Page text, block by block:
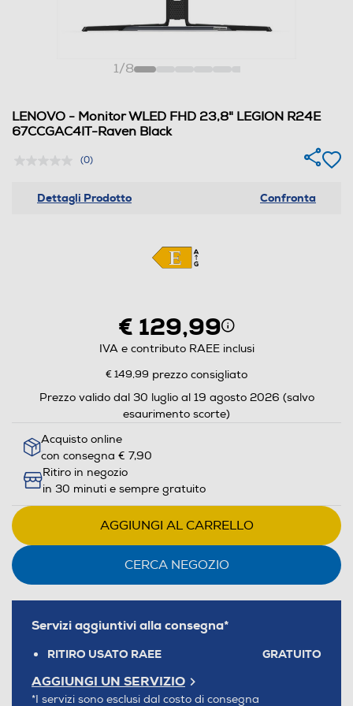
1/8
LENOVO - Monitor WLED FHD 23,8" LEGION R24E
67CCGAC4IT-Raven Black
(0)
Dettagli Prodotto Confronta
€ 129,99
IVA e contributo RAEE inclusi
€ 149,99 prezzo consigliato
Prezzo valido dal 30 luglio al 19 agosto 2026 (salvo
esaurimento scorte)
Acquisto online
con consegna € 7,90
Ritiro in negozio
in 30 minuti e sempre gratuito
AGGIUNGI AL CARRELLO
CERCA NEGOZIO
Servizi aggiuntivi alla consegna*
RITIRO USATO RAEE GRATUITO
AGGIUNGI UN SERVIZIO
*I servizi sono esclusi dal costo di consegna